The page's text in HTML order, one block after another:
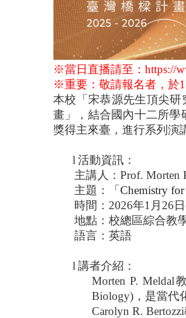
※當日直播請至： https://
※重要：敬請報名者，於
本校「宋恭源先生頂尖研
畫」，結合國內十二所學
獎得主來臺，進行系列演
l 活動資訊：
主講人： Prof. Morten
主題：「 Chemistry
時間： 2026年1 月 26 日
地點：校總區綜合教
語言：英語
l 講者介紹：
Morten P. Meldal
Biology) ，是當
Carolyn R. Bertozzi